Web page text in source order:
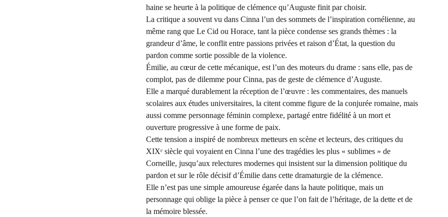
haine se heurte à la politique de clémence qu’Auguste finit par choisir.
La critique a souvent vu dans Cinna l’un des sommets de l’inspiration cornélienne, au
même rang que Le Cid ou Horace, tant la pièce condense ses grands thèmes : la
grandeur d’âme, le conflit entre passions privées et raison d’État, la question du
pardon comme sortie possible de la violence.
Émilie, au cœur de cette mécanique, est l’un des moteurs du drame : sans elle, pas de
complot, pas de dilemme pour Cinna, pas de geste de clémence d’Auguste.
Elle a marqué durablement la réception de l’œuvre : les commentaires, des manuels
scolaires aux études universitaires, la citent comme figure de la conjurée romaine, mais
aussi comme personnage féminin complexe, partagé entre fidélité à un mort et
ouverture progressive à une forme de paix.
Cette tension a inspiré de nombreux metteurs en scène et lecteurs, des critiques du
XIXᵉ siècle qui voyaient en Cinna l’une des tragédies les plus « sublimes » de
Corneille, jusqu’aux relectures modernes qui insistent sur la dimension politique du
pardon et sur le rôle décisif d’Émilie dans cette dramaturgie de la clémence.
Elle n’est pas une simple amoureuse égarée dans la haute politique, mais un
personnage qui oblige la pièce à penser ce que l’on fait de l’héritage, de la dette et de
la mémoire blessée.